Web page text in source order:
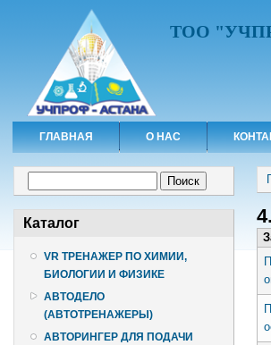
ТОО
ГЛАВНАЯ О НАС
Каталог
VR ТРЕНАЖЕР ПО ХИМИИ,
БИОЛОГИИ И ФИЗИКЕ
АВТОДЕЛО
(АВТОТРЕНАЖЕРЫ)
АВТОРИНГЕР ДЛЯ ПОДАЧИ